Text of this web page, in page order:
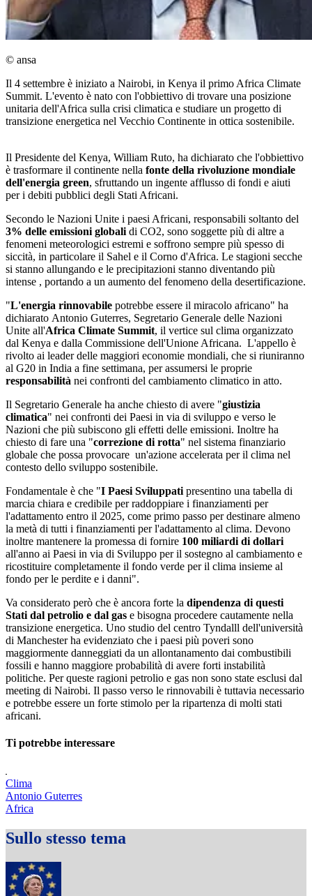
© ansa
Il 4 settembre è iniziato a Nairobi, in Kenya il primo Africa Climate
Summit. L'evento è nato con l'obbiettivo di trovare una posizione
unitaria dell'Africa sulla crisi climatica e studiare un progetto di
transizione energetica nel Vecchio Continente in ottica sostenibile.
Il Presidente del Kenya, William Ruto, ha dichiarato che l'obbiettivo
è trasformare il continente nella fonte della rivoluzione mondiale
dell'energia green, sfruttando un ingente afflusso di fondi e aiuti
per i debiti pubblici degli Stati Africani.
Secondo le Nazioni Unite i paesi Africani, responsabili soltanto del
3% delle emissioni globali di CO2, sono soggette più di altre a
fenomeni meteorologici estremi e soffrono sempre più spesso di
siccità, in particolare il Sahel e il Corno d'Africa. Le stagioni secche
si stanno allungando e le precipitazioni stanno diventando più
intense , portando a un aumento del fenomeno della desertificazione.
"L'energia rinnovabile potrebbe essere il miracolo africano" ha
dichiarato Antonio Guterres, Segretario Generale delle Nazioni
Unite all'Africa Climate Summit, il vertice sul clima organizzato
dal Kenya e dalla Commissione dell'Unione Africana. L'appello è
rivolto ai leader delle maggiori economie mondiali, che si riuniranno
al G20 in India a fine settimana, per assumersi le proprie
responsabilità nei confronti del cambiamento climatico in atto.
Il Segretario Generale ha anche chiesto di avere "giustizia
climatica" nei confronti dei Paesi in via di sviluppo e verso le
Nazioni che più subiscono gli effetti delle emissioni. Inoltre ha
chiesto di fare una "correzione di rotta" nel sistema finanziario
globale che possa provocare un'azione accelerata per il clima nel
contesto dello sviluppo sostenibile.
Fondamentale è che "I Paesi Sviluppati presentino una tabella di
marcia chiara e credibile per raddoppiare i finanziamenti per
l'adattamento entro il 2025, come primo passo per destinare almeno
la metà di tutti i finanziamenti per l'adattamento al clima. Devono
inoltre mantenere la promessa di fornire 100 miliardi di dollari
all'anno ai Paesi in via di Sviluppo per il sostegno al cambiamento e
ricostituire completamente il fondo verde per il clima insieme al
fondo per le perdite e i danni".
Va considerato però che è ancora forte la dipendenza di questi
Stati dal petrolio e dal gas e bisogna procedere cautamente nella
transizione energetica. Uno studio del centro Tyndalll dell'università
di Manchester ha evidenziato che i paesi più poveri sono
maggiormente danneggiati da un allontanamento dai combustibili
fossili e hanno maggiore probabilità di avere forti instabilità
politiche. Per queste ragioni petrolio e gas non sono state esclusi dal
meeting di Nairobi. Il passo verso le rinnovabili è tuttavia necessario
e potrebbe essere un forte stimolo per la ripartenza di molti stati
africani.
Ti potrebbe interessare
Clima
Antonio Guterres
Africa
Sullo stesso tema